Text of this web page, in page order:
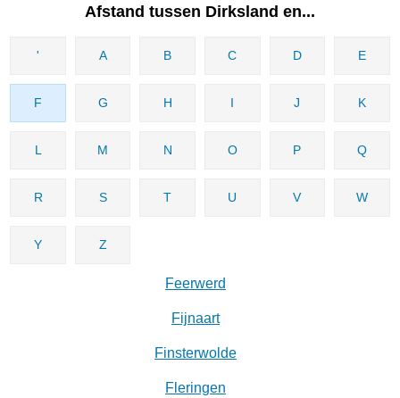
Afstand tussen Dirksland en...
' A B C D E
F G H I J K
L M N O P Q
R S T U V W
Y Z
Feerwerd
Fijnaart
Finsterwolde
Fleringen